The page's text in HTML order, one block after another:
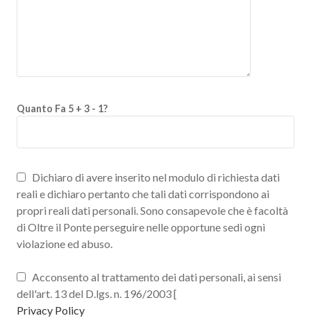
Quanto Fa 5 + 3 - 1?
Dichiaro di avere inserito nel modulo di richiesta dati
reali e dichiaro pertanto che tali dati corrispondono ai
propri reali dati personali. Sono consapevole che è facoltà
di Oltre il Ponte perseguire nelle opportune sedi ogni
violazione ed abuso.
Acconsento al trattamento dei dati personali, ai sensi
dell'art. 13 del D.lgs. n. 196/2003 [
Privacy Policy